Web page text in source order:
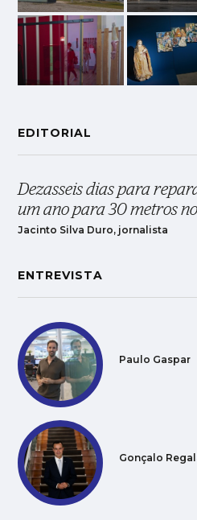
EDITORIAL
Dezasseis dias para
um ano para 30 metros
Jacinto Silva Duro, jornalista
ENTREVISTA
Paulo Gaspar
Gonçalo